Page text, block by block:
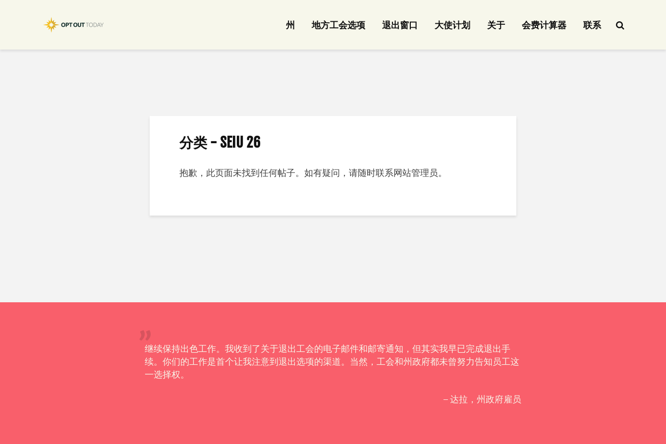
州 地方工会选项 退出窗口 大使计划 关于 会费计算器 联系
分类 - SEIU 26
抱歉，此页面未找到任何帖子。如有疑问，请随时联系网站管理员。
继续保持出色工作。我收到了关于退出工会的电子邮件和邮寄通知，但其实我早已完成退出手
续。你们的工作是首个让我注意到退出选项的渠道。当然，工会和州政府都未曾努力告知员工这
一选择权。
– 达拉，州政府雇员